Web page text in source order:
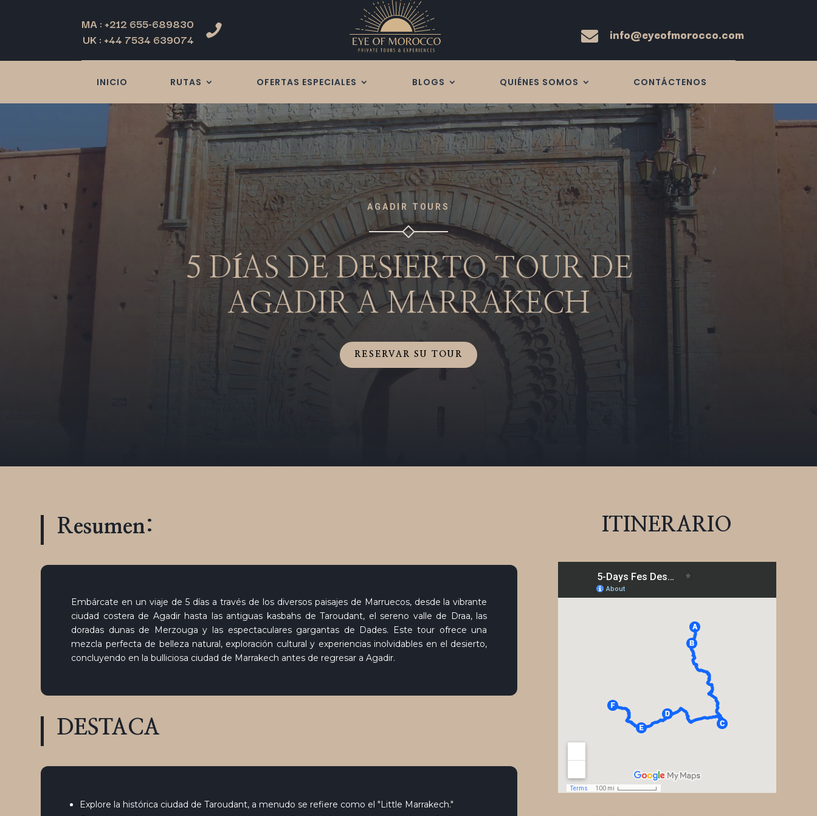

MA : +212 655-689830
UK : +44 7534 639074
 info@eyeofmorocco.com
INICIO RUTAS OFERTAS ESPECIALES BLOGS QUIÉNES SOMOS CONTÁCTENOS
AGADIR TOURS
5 DÍAS DE DESIERTO TOUR DE
AGADIR A MARRAKECH
RESERVAR SU TOUR
Resumen:
Embárcate en un viaje de 5 días a través de los diversos paisajes de Marruecos, desde la vibrante
ciudad costera de Agadir hasta las antiguas kasbahs de Taroudant, el sereno valle de Draa, las
doradas dunas de Merzouga y las espectaculares gargantas de Dades. Este tour ofrece una
mezcla perfecta de belleza natural, exploración cultural y experiencias inolvidables en el desierto,
concluyendo en la bulliciosa ciudad de Marrakech antes de regresar a Agadir.
DESTACA
Explore la histórica ciudad de Taroudant, a menudo se refiere como el "Little Marrakech."
ITINERARIO